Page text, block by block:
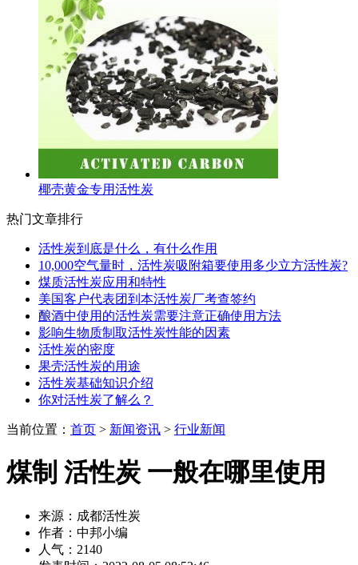
椰壳黄金专用活性炭
热门文章排行
活性炭到底是什么，有什么作用
10,000空气量时，活性炭吸附箱要使用多少立方活性炭?
煤质活性炭应用和特性
美国客户代表团到本活性炭厂考查签约
酿酒中使用的活性炭需要注意正确使用方法
影响生物质制取活性炭性能的因素
活性炭的密度
果壳活性炭的用途
活性炭基础知识介绍
你对活性炭了解么？
当前位置： 首页 > 新闻资讯 > 行业新闻
煤制 活性炭 一般在哪里使用
来源：成都活性炭
作者：中邦小编
人气：2140